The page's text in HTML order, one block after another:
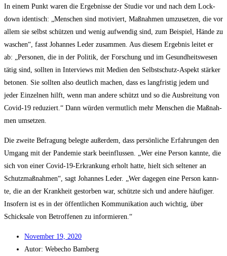
In einem Punkt waren die Ergeb­nis­se der Stu­die vor und nach dem Lock­
down iden­tisch: „Men­schen sind moti­viert, Maß­nah­men umzu­set­zen, die vor
allem sie selbst schüt­zen und wenig auf­wen­dig sind, zum Bei­spiel, Hän­de zu
waschen“, fasst Johan­nes Leder zusam­men. Aus die­sem Ergeb­nis lei­tet er
ab: „Per­so­nen, die in der Poli­tik, der For­schung und im Gesund­heits­we­sen
tätig sind, soll­ten in Inter­views mit Medi­en den Selbst­schutz-Aspekt stär­ker
beto­nen. Sie soll­ten also deut­lich machen, dass es lang­fris­tig jedem und
jeder Ein­zel­nen hilft, wenn man ande­re schützt und so die Aus­brei­tung von
Covid-19 redu­ziert.“ Dann wür­den ver­mut­lich mehr Men­schen die Maß­nah­
men umsetzen.
Die zwei­te Befra­gung beleg­te außer­dem, dass per­sön­li­che Erfah­run­gen den
Umgang mit der Pan­de­mie stark beein­flus­sen. „Wer eine Per­son kann­te, die
sich von einer Covid-19-Erkran­kung erholt hat­te, hielt sich sel­te­ner an
Schutz­maß­nah­men“, sagt Johan­nes Leder. „Wer dage­gen eine Per­son kann­
te, die an der Krank­heit gestor­ben war, schütz­te sich und ande­re häu­fi­ger.
Inso­fern ist es in der öffent­li­chen Kom­mu­ni­ka­ti­on auch wich­tig, über
Schick­sa­le von Betrof­fe­nen zu informieren.“
Novem­ber 19, 2020
Autor: Web­echo Bamberg